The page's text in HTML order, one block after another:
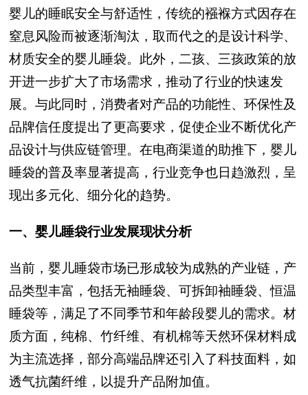
婴儿的睡眠安全与舒适性，传统的襁褓方式因存在
窒息风险而被逐渐淘汰，取而代之的是设计科学、
材质安全的婴儿睡袋。此外，二孩、三孩政策的放
开进一步扩大了市场需求，推动了行业的快速发
展。与此同时，消费者对产品的功能性、环保性及
品牌信任度提出了更高要求，促使企业不断优化产
品设计与供应链管理。在电商渠道的助推下，婴儿
睡袋的普及率显著提高，行业竞争也日趋激烈，呈
现出多元化、细分化的趋势。
一、婴儿睡袋行业发展现状分析
当前，婴儿睡袋市场已形成较为成熟的产业链，产
品类型丰富，包括无袖睡袋、可拆卸袖睡袋、恒温
睡袋等，满足了不同季节和年龄段婴儿的需求。材
质方面，纯棉、竹纤维、有机棉等天然环保材料成
为主流选择，部分高端品牌还引入了科技面料，如
透气抗菌纤维，以提升产品附加值。